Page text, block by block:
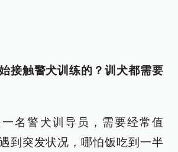
接触警犬训练的？训犬都需要
名警犬训导员，需要经常值
到突发状况，哪怕饭吃到一半